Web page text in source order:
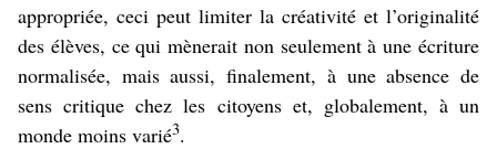
appropriée, ceci peut limiter la créativité et l’originalité
des élèves, ce qui mènerait non seulement à une écriture
normalisée, mais aussi, finalement, à une absence de
sens critique chez les citoyens et, globalement, à un
monde moins varié3.